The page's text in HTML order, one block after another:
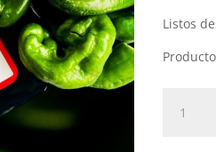
Listos
verde